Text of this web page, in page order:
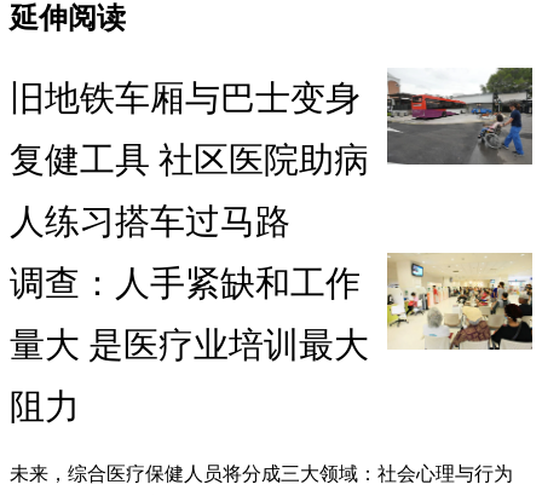
延伸阅读
旧地铁车厢与巴士变身
复健工具 社区医院助病
人练习搭车过马路
调查：人手紧缺和工作
量大 是医疗业培训最大
阻力
未来，综合医疗保健人员将分成三大领域：社会心理与行为